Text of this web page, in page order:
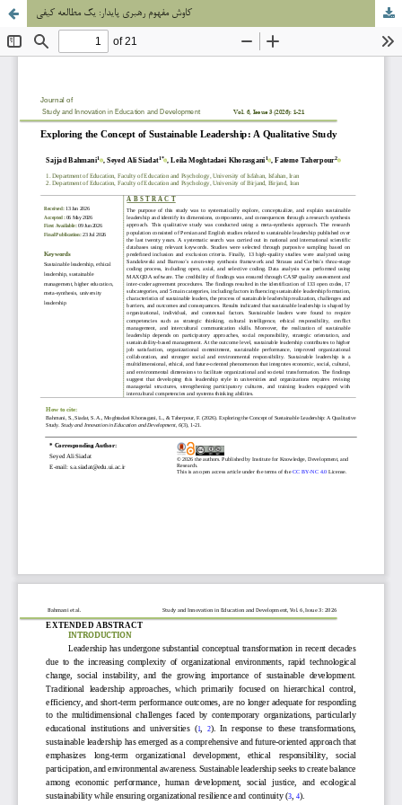
کاوش مفهوم رهبری پایدار: یک مطالعه کیفی